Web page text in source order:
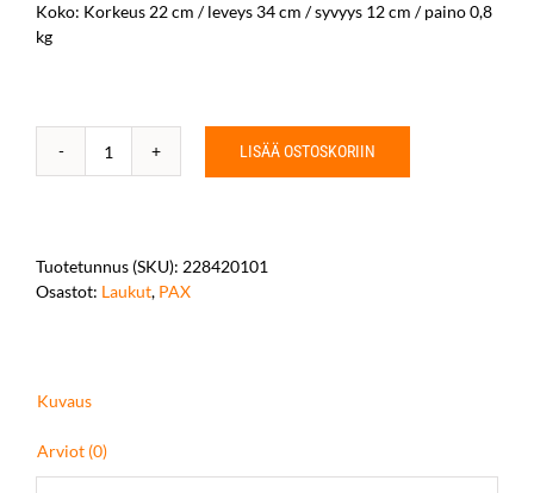
Koko: Korkeus 22 cm / leveys 34 cm / syvyys 12 cm / paino 0,8
kg
PAX
määrä
LISÄÄ OSTOSKORIIN
Tuotetunnus (SKU): 228420101
Osastot: Laukut, PAX
Kuvaus
Arviot (0)